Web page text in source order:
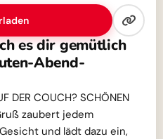
es dir gemütlich
Abend-
DER COUCH? SCHÖNEN
zaubert jedem
und lädt dazu ein,